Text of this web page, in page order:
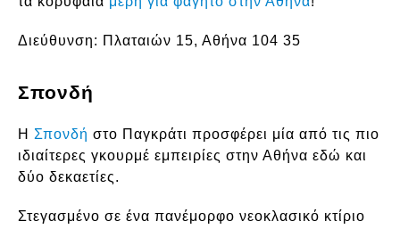
Διεύθυνση: Πλαταιών 15, Αθήνα 104 35
Σπονδή
Η Σπονδή στο Παγκράτι προσφέρει μία από τις πιο
ιδιαίτερες γκουρμέ εμπειρίες στην Αθήνα εδώ και
δύο δεκαετίες.
Στεγασμένο σε ένα πανέμορφο νεοκλασικό κτίριο